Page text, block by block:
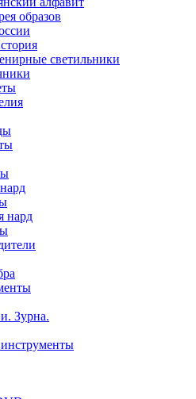
образов
светильники
нард
Зурна.